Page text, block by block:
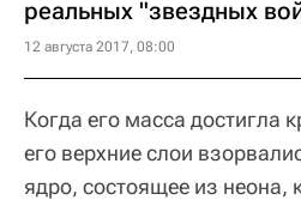
реальных "звездных
12 августа 2017, 08:00
Когда его масса достигла
его верхние слои
ядро, состоящее из неона,